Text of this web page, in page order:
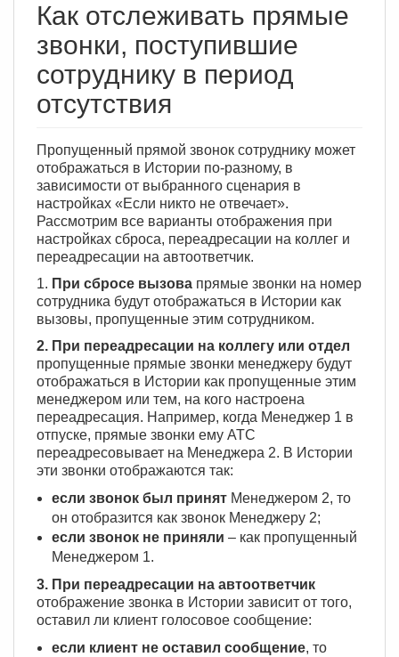
Как отслеживать прямые
звонки, поступившие
сотруднику в период
отсутствия
Пропущенный прямой звонок сотруднику может
отображаться в Истории по-разному, в
зависимости от выбранного сценария в
настройках «Если никто не отвечает».
Рассмотрим все варианты отображения при
настройках сброса, переадресации на коллег и
переадресации на автоответчик.
1. При сбросе вызова прямые звонки на номер
сотрудника будут отображаться в Истории как
вызовы, пропущенные этим сотрудником.
2. При переадресации на коллегу или отдел
пропущенные прямые звонки менеджеру будут
отображаться в Истории как пропущенные этим
менеджером или тем, на кого настроена
переадресация. Например, когда Менеджер 1 в
отпуске, прямые звонки ему АТС
переадресовывает на Менеджера 2. В Истории
эти звонки отображаются так:
если звонок был принят Менеджером 2, то
он отобразится как звонок Менеджеру 2;
если звонок не приняли – как пропущенный
Менеджером 1.
3. При переадресации на автоответчик
отображение звонка в Истории зависит от того,
оставил ли клиент голосовое сообщение:
если клиент не оставил сообщение, то